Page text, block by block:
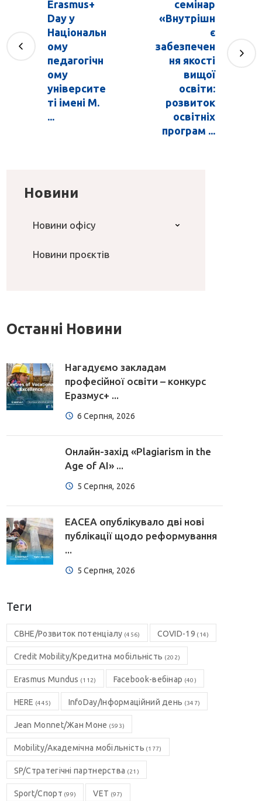
Erasmus+
Day у
Національн
ому
педагогічн
ому
університе
ті імені М.
...
семінар
«Внутрішн
є
забезпечен
ня якості
вищої
освіти:
розвиток
освітніх
програм ...
Новини
Новини офісу
Новини проєктів
Останні Новини
Нагадуємо закладам
професійної освіти – конкурс
Еразмус+ ...
6 Серпня, 2026
Онлайн-захід «Plagiarism in the
Age of AI» ...
5 Серпня, 2026
EACEA опублікувало дві нові
публікації щодо реформування
...
5 Серпня, 2026
Теги
CBHE/Розвиток потенціалу (456) COVID-19 (14)
Credit Mobility/Кредитна мобільність (202)
Erasmus Mundus (112) Facebook-вебінар (40)
HERE (445) InfoDay/Інформаційний день (347)
Jean Monnet/Жан Моне (593)
Mobility/Академічна мобільність (177)
SP/Стратегічні партнерства (21)
Sport/Спорт (99) VET (97)